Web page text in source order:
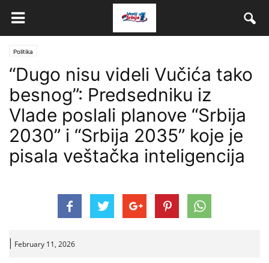
Politika
“Dugo nisu videli Vučića tako
besnog”: Predsedniku iz
Vlade poslali planove “Srbija
2030” i “Srbija 2035” koje je
pisala veštačka inteligencija
February 11, 2026